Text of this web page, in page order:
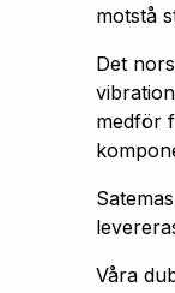
motstå
Det
medför
Våra